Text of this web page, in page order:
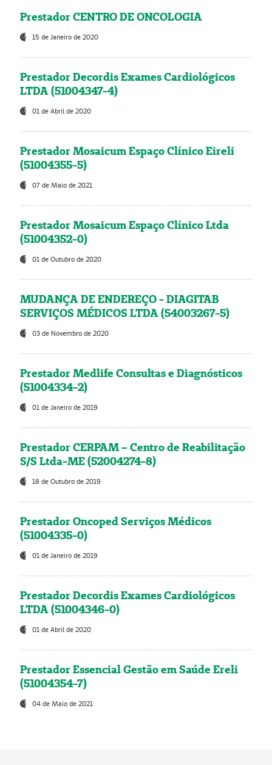
Prestador CENTRO DE ONCOLOGIA
15 de Janeiro de 2020
Prestador Decordis Exames Cardiológicos
LTDA (51004347-4)
01 de Abril de 2020
Prestador Mosaicum Espaço Clínico Eireli
(51004355-5)
07 de Maio de 2021
Prestador Mosaicum Espaço Clínico Ltda
(51004352-0)
01 de Outubro de 2020
MUDANÇA DE ENDEREÇO - DIAGITAB
SERVIÇOS MÉDICOS LTDA (54003267-5)
03 de Novembro de 2020
Prestador Medlife Consultas e Diagnósticos
(51004334-2)
01 de Janeiro de 2019
Prestador CERPAM – Centro de Reabilitação
S/S Ltda-ME (52004274-8)
18 de Outubro de 2019
Prestador Oncoped Serviços Médicos
(51004335-0)
01 de Janeiro de 2019
Prestador Decordis Exames Cardiológicos
LTDA (51004346-0)
01 de Abril de 2020
Prestador Essencial Gestão em Saúde Ereli
(51004354-7)
04 de Maio de 2021